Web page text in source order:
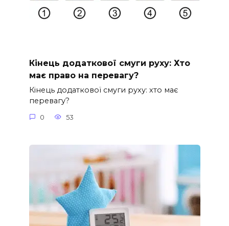
Кінець додаткової смуги руху: Хто
має право на перевагу?
Кінець додаткової смуги руху: хто має
перевагу?
0 53